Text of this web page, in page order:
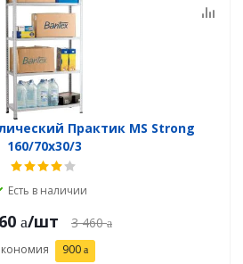
Практик MS Strong
160/70x30/3
Есть в наличии
/шт 3 460
900